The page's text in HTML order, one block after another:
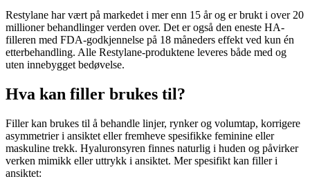
Restylane har vært på markedet i mer enn 15 år og er brukt i over 20
millioner behandlinger verden over. Det er også den eneste HA-
filleren med FDA-godkjennelse på 18 måneders effekt ved kun én
etterbehandling. Alle Restylane-produktene leveres både med og
uten innebygget bedøvelse.
Hva kan filler brukes til?
Filler kan brukes til å behandle linjer, rynker og volumtap, korrigere
asymmetrier i ansiktet eller fremheve spesifikke feminine eller
maskuline trekk. Hyaluronsyren finnes naturlig i huden og påvirker
verken mimikk eller uttrykk i ansiktet. Mer spesifikt kan filler i
ansiktet: